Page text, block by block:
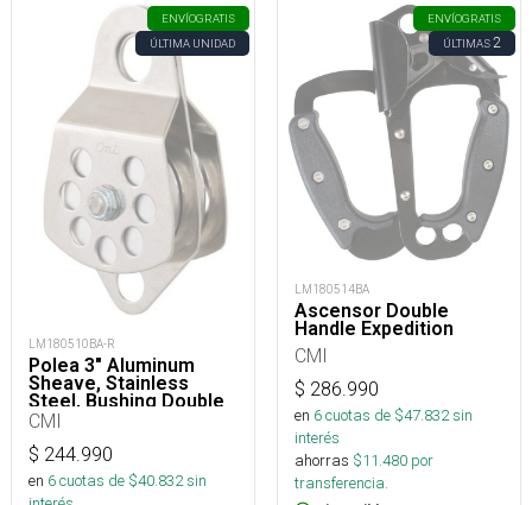
ENVÍOGRATIS
ÚLTIMA UNIDAD
LM180510BA-R
Polea 3" Aluminum
Sheave, Stainless
Steel, Bushing Double
CMI
$ 244.990
en 6cuotas de $40.832sin
ENVÍOGRATIS
ÚLTIMAS2
LM180514BA
Ascensor Double
Handle Expedition
CMI
$ 286.990
en 6cuotas de $47.832sin
interés
ahorras $11.480 por
transferencia.